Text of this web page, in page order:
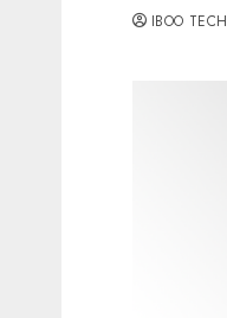
IBOO TECH